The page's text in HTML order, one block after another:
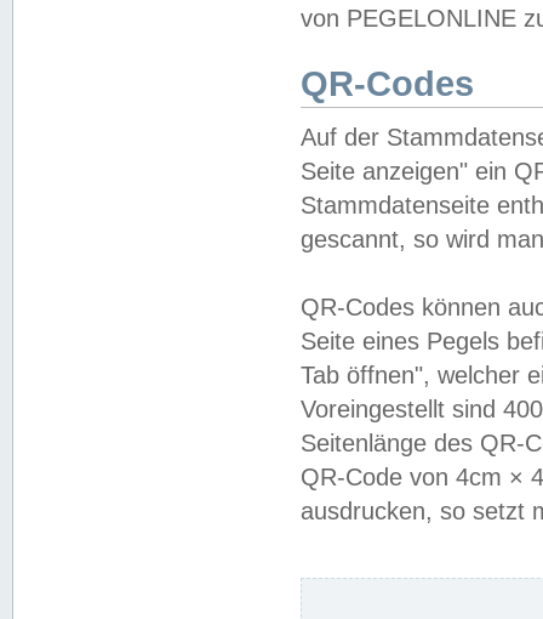
von PEGELONLINE
QR-Codes
Auf der
Seite anzeigen" ein
Stammdatenseite
gescannt, so wird
QR-Codes können
Seite eines Pegels
Tab öffnen", welcher
Voreingestellt sind
Seitenlänge des QR-
QR-Code von 4cm ×
ausdrucken, so setzt